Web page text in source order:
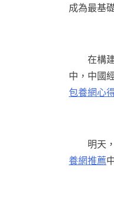
成為最基
在構
中，中國
包養網心
明天
養網推薦